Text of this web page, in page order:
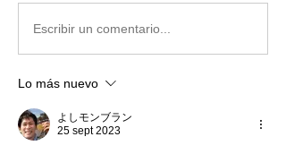
Escribir un comentario...
Lo más nuevo
よしモンブラン
25 sept 2023